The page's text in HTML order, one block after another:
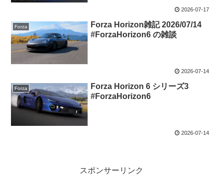
2026-07-17
Forza
Forza Horizon雑記 2026/07/14
#ForzaHorizon6 の雑談
2026-07-14
Forza
Forza Horizon 6 シリーズ3
#ForzaHorizon6
2026-07-14
スポンサーリンク